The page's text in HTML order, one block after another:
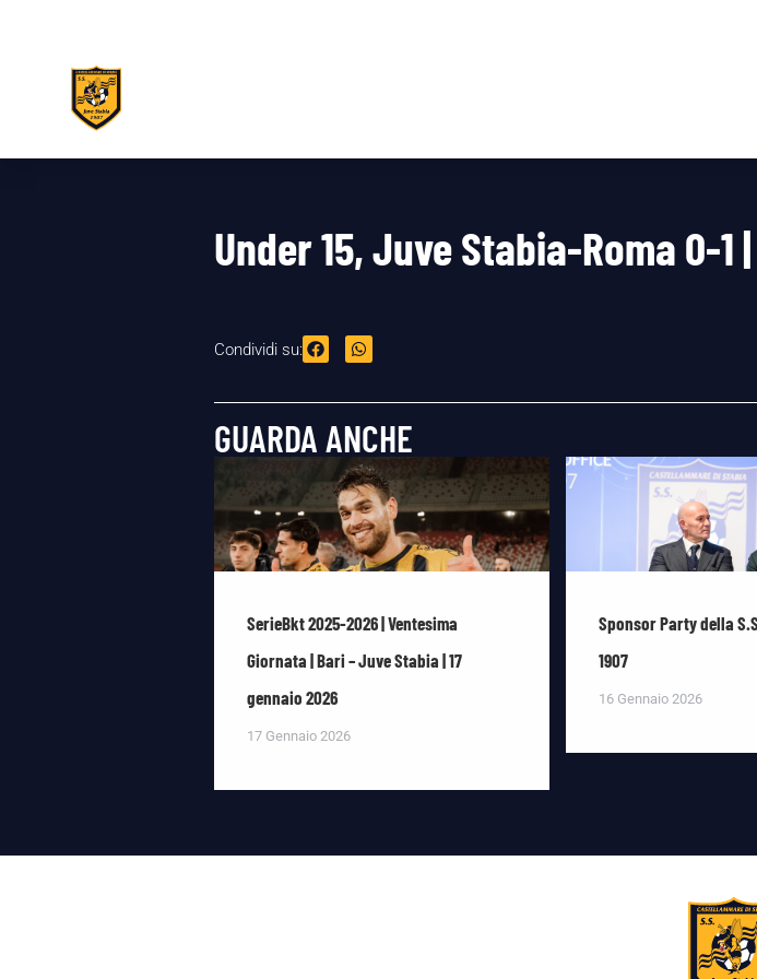
Under 15, Juve Stabia-Roma 0-1
Condividi su:
GUARDA ANCHE
SerieBkt 2025-2026 | Ventesima
Giornata | Bari – Juve Stabia | 17
gennaio 2026
17 Gennaio 2026
Sponsor Party della
1907
16 Gennaio 2026